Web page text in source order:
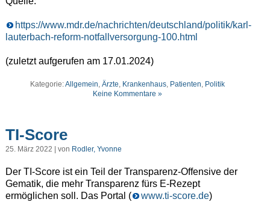
https://www.mdr.de/nachrichten/deutschland/politik/karl-
lauterbach-reform-notfallversorgung-100.html
(zuletzt aufgerufen am 17.01.2024)
Kategorie:Allgemein,Ärzte, Krankenhaus, Patienten, Politik
Keine Kommentare »
TI-Score
25. März 2022 | von Rodler, Yvonne
Der TI-Score ist ein Teil der Transparenz-Offensive der
Gematik, die mehr Transparenz fürs E-Rezept
ermöglichen soll. Das Portal (
www.ti-score.de)